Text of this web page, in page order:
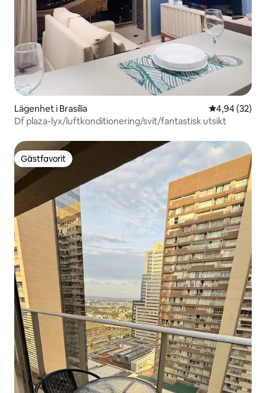
Lägenhet i Brasília 4,94 av 5 i
4,94 (32)
Df plaza-lyx/luftkonditionering/svit/fantastisk utsikt
Gästfavorit
Gästfavorit